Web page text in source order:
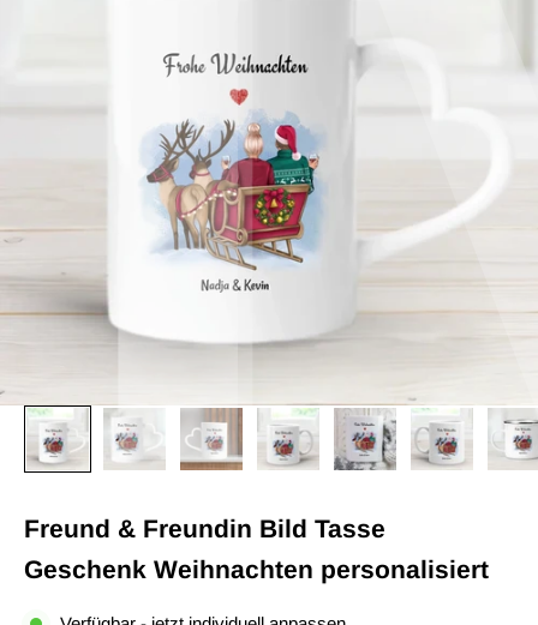
Freund & Freundin Bild Tasse
Geschenk Weihnachten personalisiert